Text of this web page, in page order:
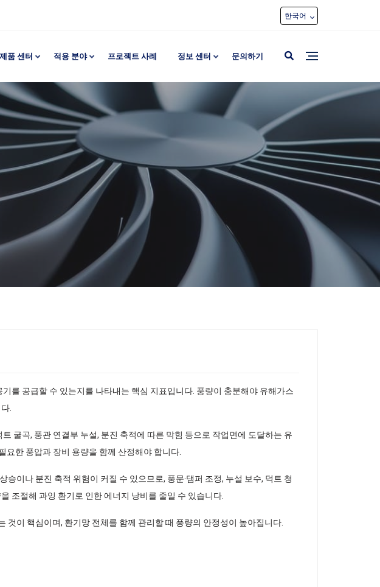
한국어
제품 센터 적용 분야 프로젝트 사례 정보 센터 문의하기
를 공급할 수 있는지를 나타내는 핵심 지표입니다. 풍량이 충분해야 유해가스
.
굴곡, 풍관 연결부 누설, 분진 축적에 따른 막힘 등으로 작업면에 도달하는 유
요한 풍압과 장비 용량을 함께 산정해야 합니다.
이나 분진 축적 위험이 커질 수 있으므로, 풍문·댐퍼 조정, 누설 보수, 덕트 청
조절해 과잉 환기로 인한 에너지 낭비를 줄일 수 있습니다.
이 핵심이며, 환기망 전체를 함께 관리할 때 풍량의 안정성이 높아집니다.